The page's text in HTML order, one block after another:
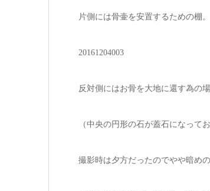
片側には骨壷を安置するための棚。
20161204003
反対側にはお骨を大地に還す為の場
（中央の円形の石が蓋石になって
撮影時は夕方だったのでやや暗め